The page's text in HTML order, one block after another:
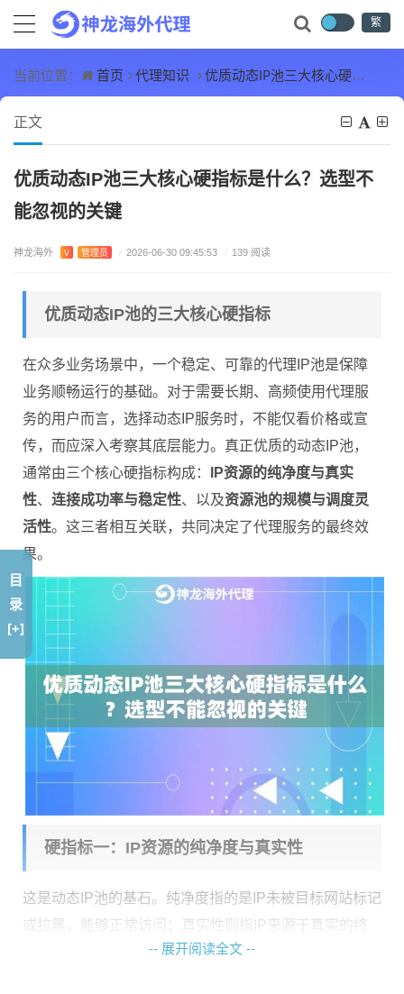
繁
当前位置： 首页 代理知识 优质动态IP池三大核心硬指标是什么？选型不能忽视的关键
正文
优质动态IP池三大核心硬指标是什么？选型不
能忽视的关键
神龙海外 V 管理员 / 2026-06-30 09:45:53 / 139 阅读
优质动态IP池的三大核心硬指标
在众多业务场景中，一个稳定、可靠的代理IP池是保障
业务顺畅运行的基础。对于需要长期、高频使用代理服
务的用户而言，选择动态IP服务时，不能仅看价格或宣
传，而应深入考察其底层能力。真正优质的动态IP池，
通常由三个核心硬指标构成：
IP资源的纯净度与真实
性、 连接成功率与稳定性、以及资源池的规模与调度灵
活性。这三者相互关联，共同决定了代理服务的最终效
果。
硬指标一：IP资源的纯净度与真实性
这是动态IP池的基石。纯净度指的是IP未被目标网站标记
或拉黑，能够正常访问；真实性则指IP来源于真实的终
端用户网络环境，而非数据中心。对于许多平台的风控
-- 展开阅读全文 --
目
录
[+]